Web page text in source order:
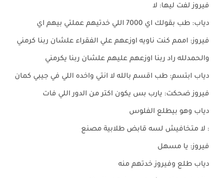
فيروز لفت ليها: لا
دياب: طب بقولك اي 7000 اللي خدتيهم عملتي بيهم اي
فيروز: اممم كنت ناويه اوزعهم علي الفقراء علشان ربنا كرمني
والحمدلله راد ربنا اوزعهم عليهم علشان ربنا يكرمني
دياب ابتسم: طب اقسم بالله لا انتي واخده اللي في جيبي كمان
فيروز ضحكت: يارب بس يكون اكتر من الدور اللي فات
دياب وهو بيطلع الفلوس
: لا متخافيش لسه قابض طلابية مصنع
فيروز: يا مسهل
دياب طلع وفيروز خدتهم منه